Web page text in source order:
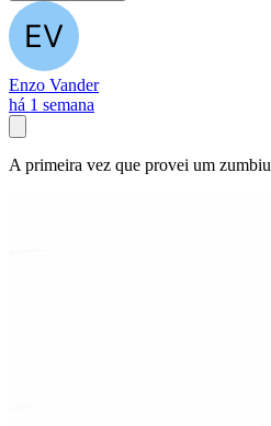
Enzo Vander
há 1 semana
A primeira vez que provei um zumbiu